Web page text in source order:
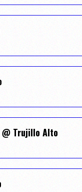
@ Trujillo Alto